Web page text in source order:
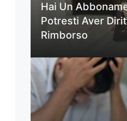
Hai Un
Potresti Aver
Rimborso